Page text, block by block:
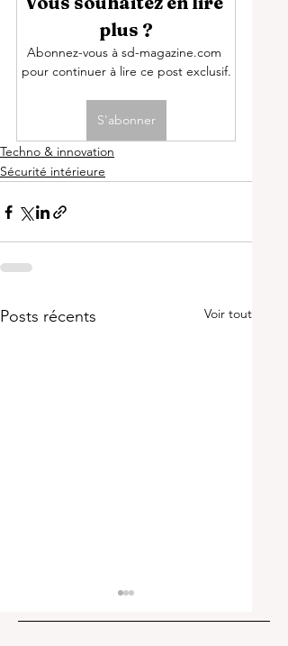
plus ?
Abonnez-vous à sd-magazine.com
pour continuer à lire ce post exclusif.
S'abonner
Techno & innovation
Sécurité intérieure
Posts récents Voir tout